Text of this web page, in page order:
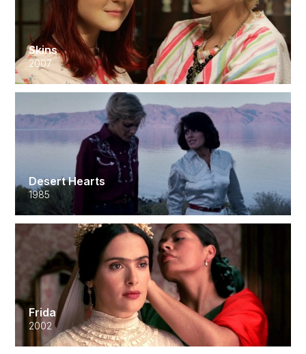
Skins
2007
Desert Hearts
1985
Frida
2002